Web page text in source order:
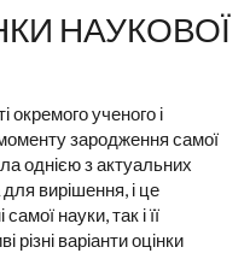
НАУКОВОЇ
окремого ученого і
зародження самої
однією з актуальних
вирішення, і це
науки, так і її
різні варіанти оцінки